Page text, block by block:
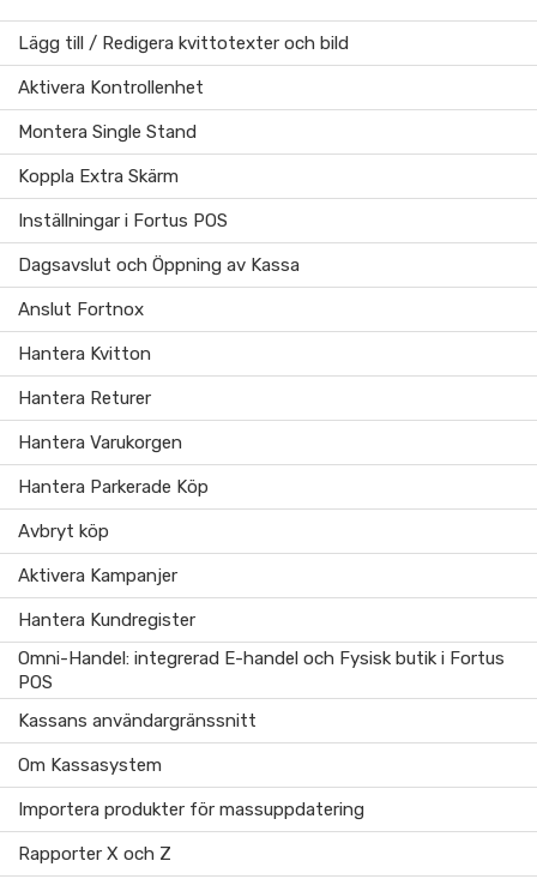
Lägg till / Redigera kvittotexter och bild
Aktivera Kontrollenhet
Montera Single Stand
Koppla Extra Skärm
Inställningar i Fortus POS
Dagsavslut och Öppning av Kassa
Anslut Fortnox
Hantera Kvitton
Hantera Returer
Hantera Varukorgen
Hantera Parkerade Köp
Avbryt köp
Aktivera Kampanjer
Hantera Kundregister
Omni-Handel: integrerad E-handel och Fysisk butik i Fortus
POS
Kassans användargränssnitt
Om Kassasystem
Importera produkter för massuppdatering
Rapporter X och Z